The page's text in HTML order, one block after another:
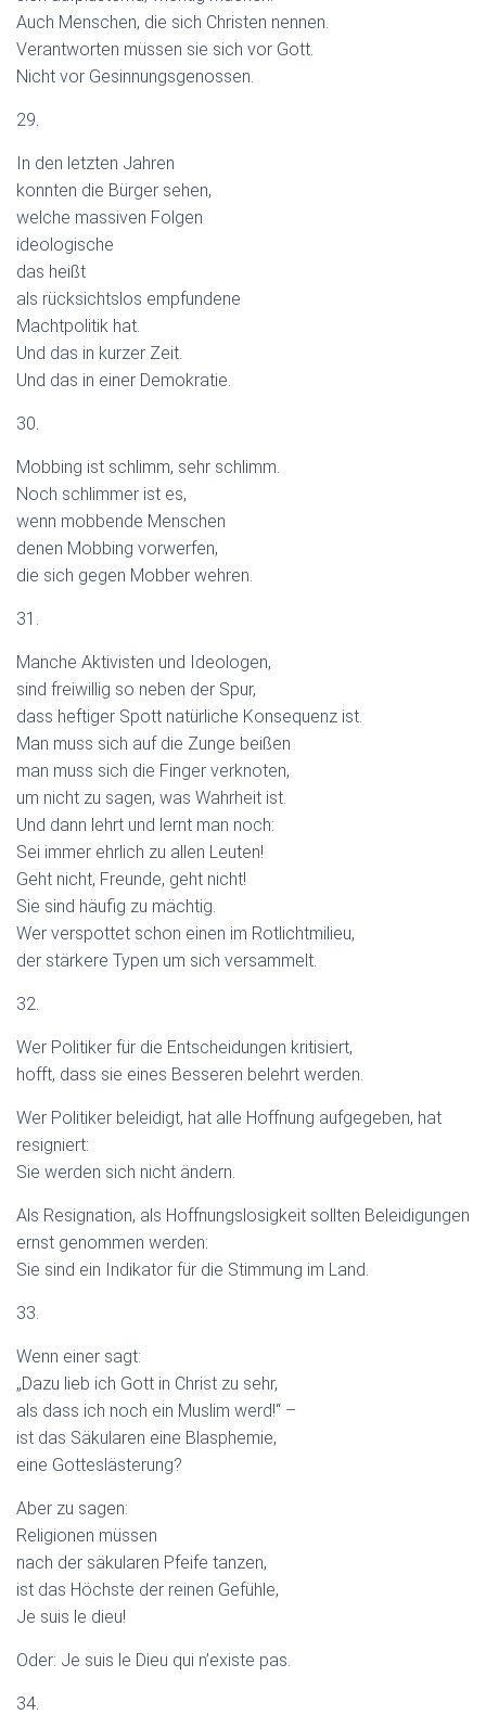
Auch Menschen, die sich Christen nennen.
Verantworten müssen sie sich vor Gott.
Nicht vor Gesinnungsgenossen.
29.
In den letzten Jahren
konnten die Bürger sehen,
welche massiven Folgen
ideologische
das heißt
als rücksichtslos empfundene
Machtpolitik hat.
Und das in kurzer Zeit.
Und das in einer Demokratie.
30.
Mobbing ist schlimm, sehr schlimm.
Noch schlimmer ist es,
wenn mobbende Menschen
denen Mobbing vorwerfen,
die sich gegen Mobber wehren.
31.
Manche Aktivisten und Ideologen,
sind freiwillig so neben der Spur,
dass heftiger Spott natürliche Konsequenz ist.
Man muss sich auf die Zunge beißen
man muss sich die Finger verknoten,
um nicht zu sagen, was Wahrheit ist.
Und dann lehrt und lernt man noch:
Sei immer ehrlich zu allen Leuten!
Geht nicht, Freunde, geht nicht!
Sie sind häufig zu mächtig.
Wer verspottet schon einen im Rotlichtmilieu,
der stärkere Typen um sich versammelt.
32.
Wer Politiker für die Entscheidungen kritisiert,
hofft, dass sie eines Besseren belehrt werden.
Wer Politiker beleidigt, hat alle Hoffnung aufgegeben, hat
resigniert:
Sie werden sich nicht ändern.
Als Resignation, als Hoffnungslosigkeit sollten Beleidigungen
ernst genommen werden:
Sie sind ein Indikator für die Stimmung im Land.
33.
Wenn einer sagt:
„Dazu lieb ich Gott in Christ zu sehr,
als dass ich noch ein Muslim werd!“ –
ist das Säkularen eine Blasphemie,
eine Gotteslästerung?
Aber zu sagen:
Religionen müssen
nach der säkularen Pfeife tanzen,
ist das Höchste der reinen Gefühle,
Je suis le dieu!
Oder: Je suis le Dieu qui n’existe pas.
34.